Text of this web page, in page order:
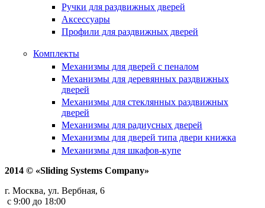
Ручки для раздвижных дверей
Аксессуары
Профили для раздвижных дверей
Комплекты
Механизмы для дверей с пеналом
Механизмы для деревянных раздвижных
дверей
Механизмы для стеклянных раздвижных
дверей
Механизмы для радиусных дверей
Механизмы для дверей типа двери книжка
Механизмы для шкафов-купе
2014 © «Sliding Systems Company»
г. Москва, ул. Вербная, 6
с 9:00 до 18:00